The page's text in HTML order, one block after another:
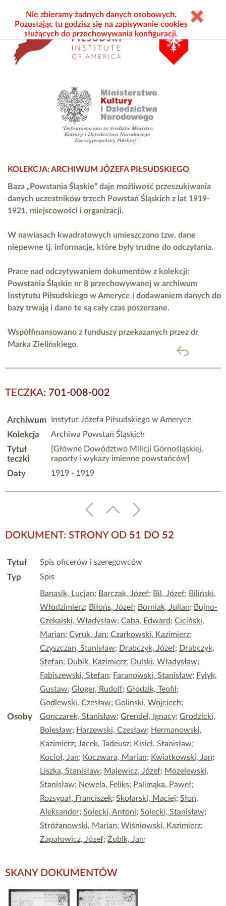
KOLEKCJA: ARCHIWUM JÓZEFA PIŁSUDSKIEGO
Baza „Powstania Śląskie” daje możliwość przeszukiwania
danych uczestników trzech Powstań Śląskich z lat 1919-
1921, miejscowości i organizacji.
W nawiasach kwadratowych umieszczono tzw. dane
niepewne tj. informacje, które były trudne do odczytania.
Prace nad odczytywaniem dokumentów z kolekcji:
Powstania Śląskie nr 8 przechowywanej w archiwum
Instytutu Piłsudskiego w Ameryce i dodawaniem danych do
bazy trwają i dane te są cały czas poszerzane.
Współfinansowano z funduszy przekazanych przez dr
Marka Zielińskiego.
powrót
TECZKA: 701-008-002
Archiwum Instytut Józefa Piłsudskiego w Ameryce
Kolekcja Archiwa Powstań Śląskich
Tytuł
teczki
[Główne Dowództwo Milicji Górnośląskiej,
raporty i wykazy imienne powstańców]
Daty 1919 - 1919
DOKUMENT: STRONY OD 51 DO 52
Tytuł Spis oficerów i szeregowców
Typ Spis
Osoby
Banasik, Lucjan; Barczak, Józef; Bil, Józef; Biliński,
Włodzimierz; Biłońs, Józef; Borniak, Julian; Bujno-
Czekalski, Władysław; Caba, Edward; Ciciński,
Marian; Cyruk, Jan; Czarkowski, Kazimierz;
Czyszczan, Stanisław; Drabczyk, Józef; Drabczyk,
Stefan; Dubik, Kazimierz; Dulski, Władysław;
Fabiszewski, Stefan; Faranowski, Stanisław; Fylyk,
Gustaw; Gloger, Rudolf; Głodzik, Teofil ;
Godlewski, Czesław; Golinski, Wojciech;
Gonczarek, Stanisław; Grendel, Ignacy; Grodzicki,
Bolesław; Harzewski, Czesław; Hermanowski,
Kazimierz; Jacek, Tadeusz; Kisiel, Stanisław;
Kocioł, Jan; Koczwara, Marian; Kwiatkowski, Jan;
Liszka, Stanisław; Majewicz, Józef; Mozelewski,
Stanisław; Newela, Feliks; Palimąka, Paweł;
Rozsypał, Franciszek; Skołarski, Maciej; Słoń,
Aleksander; Solecki, Antoni; Solecki, Stanisław;
Stróżanowski, Marian; Wiśniowski, Kazimierz;
Zapałowicz, Józef; Żubik, Jan;
SKANY DOKUMENTÓW
Nie zbieramy żadnych danych osobowych.
Pozostając tu godzisz się na zapisywanie cookies
służących do przechowywania konfiguracji.